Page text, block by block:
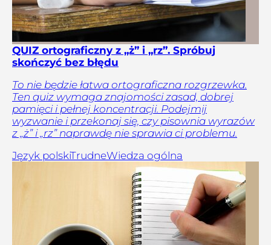
QUIZ ortograficzny z „ż” i „rz”. Spróbuj
skończyć bez błędu
To nie będzie łatwa ortograficzna rozgrzewka.
Ten quiz wymaga znajomości zasad, dobrej
pamięci i pełnej koncentracji. Podejmij
wyzwanie i przekonaj się, czy pisownia wyrazów
z „ż” i „rz” naprawdę nie sprawia ci problemu.
Język polskiTrudneWiedza ogólna